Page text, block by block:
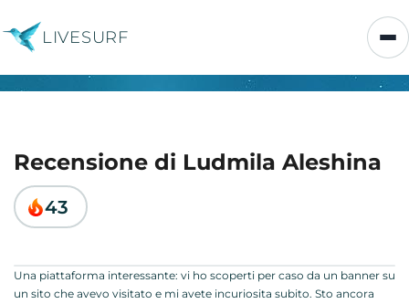
LIVESURF
Recensione di Ludmila Aleshina
43
Una piattaforma interessante: vi ho scoperti per caso da un banner su
un sito che avevo visitato e mi avete incuriosita subito. Sto ancora